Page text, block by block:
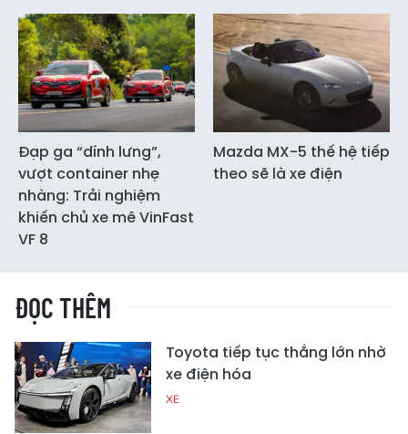
Đạp ga “dính lưng”,
vượt container nhẹ
nhàng: Trải nghiệm
khiến chủ xe mê VinFast
VF 8
Mazda MX-5 thế hệ tiếp
theo sẽ là xe điện
ĐỌC THÊM
Toyota tiếp tục thắng lớn nhờ
xe điện hóa
XE